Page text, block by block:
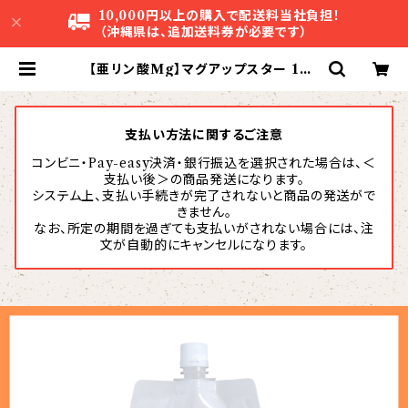
10,000円以上の購入で配送料当社負担！
（沖縄県は、追加送料券が必要です）
【亜リン酸Mg】マグアップスター 1L |
支払い方法に関するご注意
コンビニ・Pay-easy決済・銀行振込を選択された場合は、＜
支払い後＞の商品発送になります。
システム上、支払い手続きが完了されないと商品の発送がで
きません。
なお、所定の期間を過ぎても支払いがされない場合には、注
文が自動的にキャンセルになります。